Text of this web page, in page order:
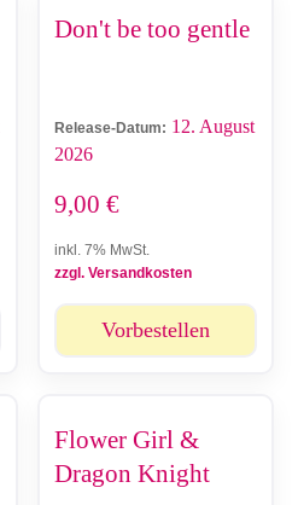
Don't be too gentle
Release-Datum: 12. August
2026
9,00 €
inkl. 7% MwSt.
zzgl. Versandkosten
Vorbestellen
Flower Girl &
Dragon Knight